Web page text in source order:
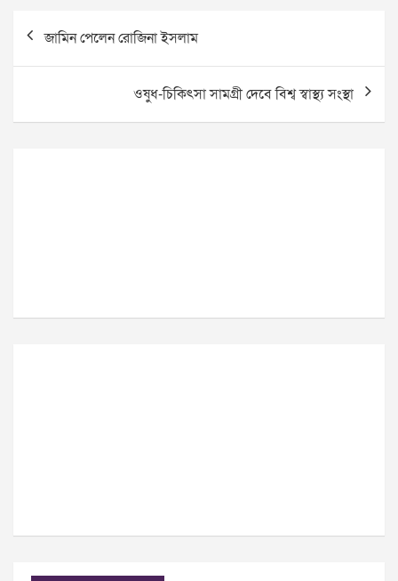
Post
navigation
জামিন পেলেন রোজিনা ইসলাম
ওষুধ-চিকিৎসা সামগ্রী দেবে বিশ্ব স্বাস্থ্য সংস্থা